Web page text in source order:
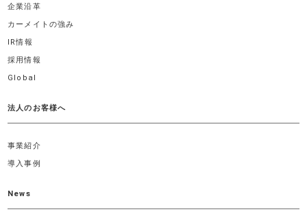
企業沿革
カーメイトの強み
IR情報
採用情報
Global
法人のお客様へ
事業紹介
導入事例
News